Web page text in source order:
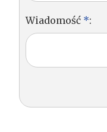
Wiadomość *: